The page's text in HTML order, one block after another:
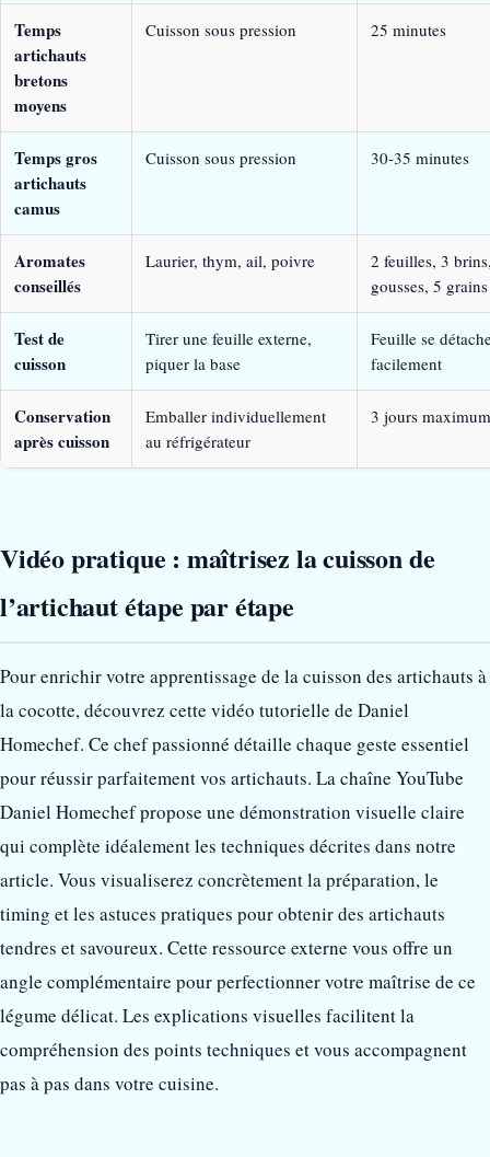
Temps
artichauts
bretons
moyens
Cuisson sous pression 25 minutes
Temps gros
artichauts
camus
Cuisson sous pression 30-35 minutes
Aromates
conseillés
Laurier, thym, ail, poivre
2 feuilles, 3
gousses, 5 grains
Test de
cuisson
Tirer une feuille externe,
piquer la base
Feuille se
facilement
Conservation
après cuisson
Emballer individuellement
au réfrigérateur
3 jours maximum
Vidéo pratique : maîtrisez la cuisson de
l’artichaut étape par étape
Pour enrichir votre apprentissage de la cuisson des artichauts à
la cocotte, découvrez cette vidéo tutorielle de Daniel
Homechef. Ce chef passionné détaille chaque geste essentiel
pour réussir parfaitement vos artichauts. La chaîne YouTube
Daniel Homechef propose une démonstration visuelle claire
qui complète idéalement les techniques décrites dans notre
article. Vous visualiserez concrètement la préparation, le
timing et les astuces pratiques pour obtenir des artichauts
tendres et savoureux. Cette ressource externe vous offre un
angle complémentaire pour perfectionner votre maîtrise de ce
légume délicat. Les explications visuelles facilitent la
compréhension des points techniques et vous accompagnent
pas à pas dans votre cuisine.